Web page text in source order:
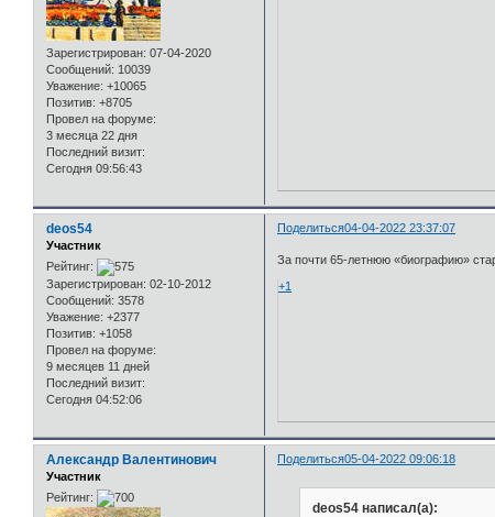
Зарегистрирован: 07-04-2020
Сообщений: 10039
Уважение: +10065
Позитив: +8705
Провел на форуме:
3 месяца 22 дня
Последний визит:
Сегодня 09:56:43
Поделиться04-04-2022 23:37:07
deos54
Участник
Рейтинг:
Зарегистрирован: 02-10-2012
Сообщений: 3578
Уважение: +2377
Позитив: +1058
Провел на форуме:
9 месяцев 11 дней
Последний визит:
Сегодня 04:52:06
За почти 65-летнюю «биографию»
+1
Поделиться05-04-2022 09:06:18
Александр Валентинович
Участник
Рейтинг:
deos54 написал(а):